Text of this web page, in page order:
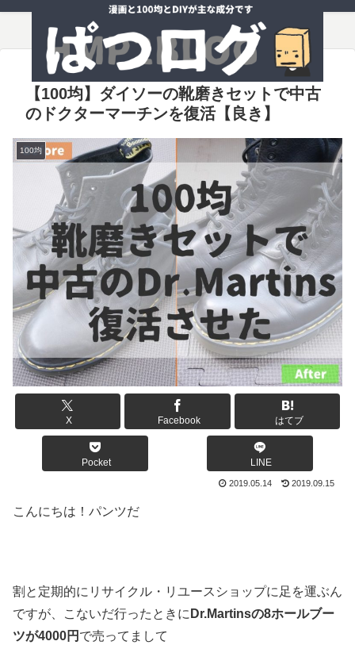
【100均】ダイソーの靴磨きセットで中古
のドクターマーチンを復活【良き】
100均
X Facebook はてブ
Pocket LINE
2019.05.14 2019.09.15
こんにちは！パンツだ
割と定期的にリサイクル・リユースショップに足を運ぶん
ですが、こないだ行ったときに Dr.Martinsの8ホールブー
ツが4000円 で売ってまして